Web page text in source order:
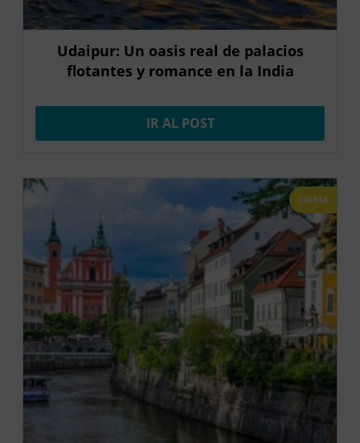
Udaipur: Un oasis real de palacios
flotantes y romance en la India
IR AL POST
OFERTA